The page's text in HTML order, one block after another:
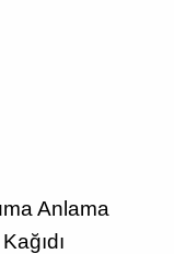
Anlama